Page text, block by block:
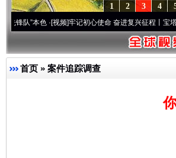
4
3
2
1
·[视频]牢记初心使命 奋进复兴征程丨宝塔山下好光景
首页 » 案件追踪调查